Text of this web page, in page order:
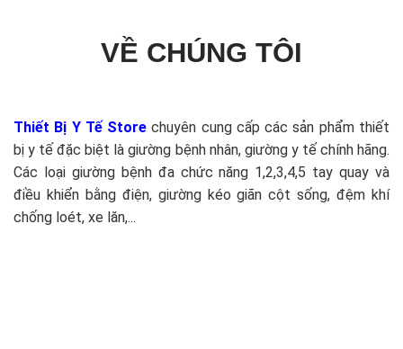
VỀ CHÚNG TÔI
Thiết Bị Y Tế Store chuyên cung cấp các sản phẩm thiết
bị y tế đặc biệt là giường bệnh nhân, giường y tế chính hãng.
Các loại giường bệnh đa chức năng 1,2,3,4,5 tay quay và
điều khiển bằng điện, giường kéo giãn cột sống, đệm khí
chống loét, xe lăn,...